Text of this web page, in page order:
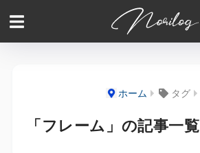
ホーム タグ
「フレーム」の記事一覧